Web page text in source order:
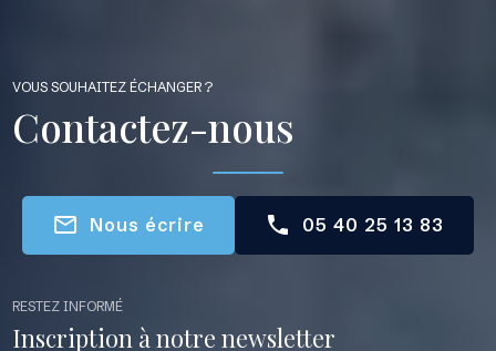
VOUS SOUHAITEZ ÉCHANGER ?
Contactez-nous
mail_outline Nous écrire phone 05 40 25 13 83
RESTEZ INFORMÉ
Inscription à notre newsletter